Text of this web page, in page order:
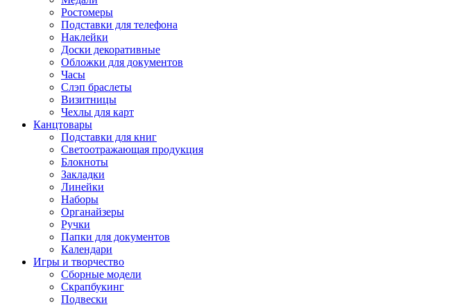
Ростомеры
Подставки для телефона
Наклейки
Доски декоративные
Обложки для документов
Часы
Слэп браслеты
Визитницы
Чехлы для карт
Канцтовары
Подставки для книг
Светоотражающая продукция
Блокноты
Закладки
Линейки
Наборы
Органайзеры
Ручки
Папки для документов
Календари
Игры и творчество
Сборные модели
Скрапбукинг
Подвески